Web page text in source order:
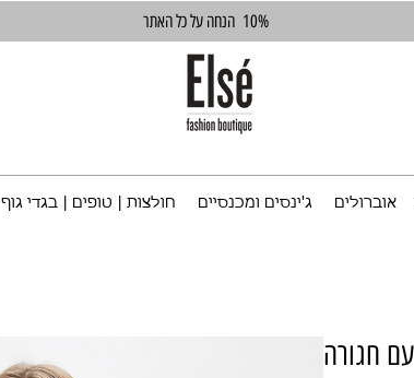
10% הנחה על כל האתר
אוברולים ג'ינסים ומכנסיים חולצות | טופים | בגדי גוף